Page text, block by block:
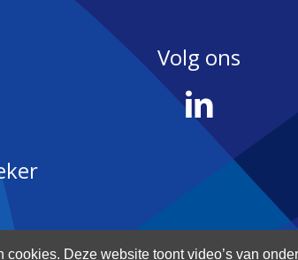
Deze website toont video’s van
Volg ons